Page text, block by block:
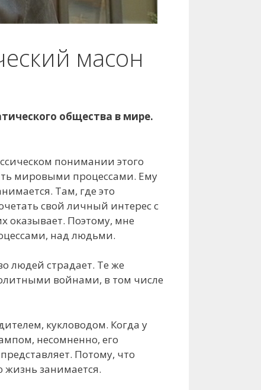
масон
общества в мире.
понимании этого
мировыми процессами. Ему
Там, где это
свой личный интерес с
оказывает. Поэтому, мне
над людьми.
людей страдает. Те же
войнами, в том числе
кукловодом. Когда у
несомненно, его
Потому, что
занимается.